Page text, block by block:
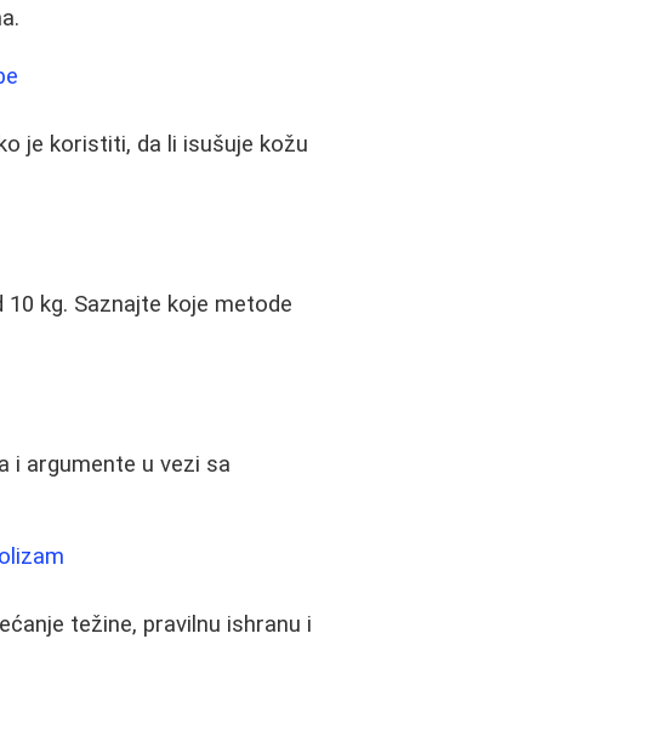
je koristiti, da li isušuje kožu
kg. Saznajte koje metode
i argumente u vezi sa
težine, pravilnu ishranu i